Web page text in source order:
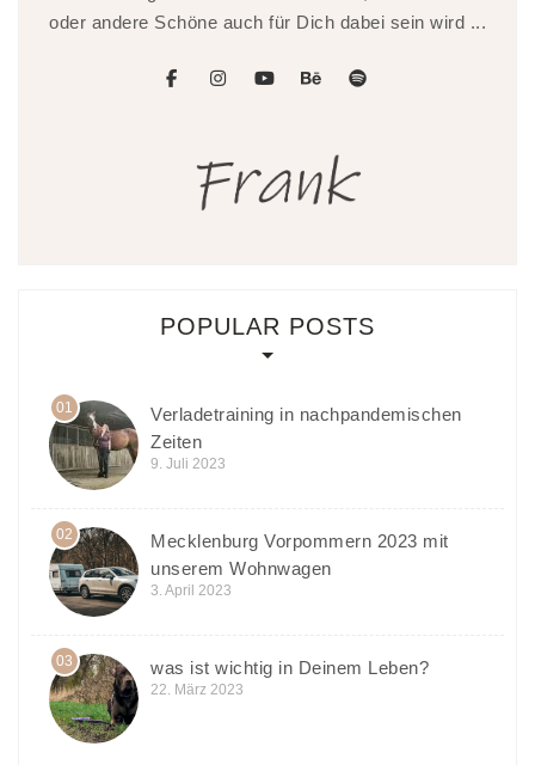
oder andere Schöne auch für Dich dabei sein wird ...
POPULAR POSTS
01
Verladetraining in nachpandemischen
Zeiten
9. Juli 2023
02
Mecklenburg Vorpommern 2023 mit
unserem Wohnwagen
3. April 2023
03 was ist wichtig in Deinem Leben?
22. März 2023